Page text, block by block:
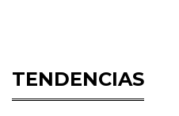
TENDENCIAS